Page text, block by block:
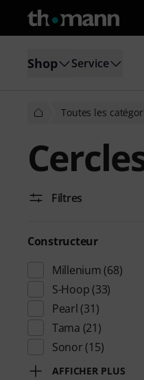
Shop Service
Toutes les
Filtres
Constructeur
Millenium (68)
S-Hoop (33)
Pearl (31)
Tama (21)
Sonor (15)
AFFICHER PLUS